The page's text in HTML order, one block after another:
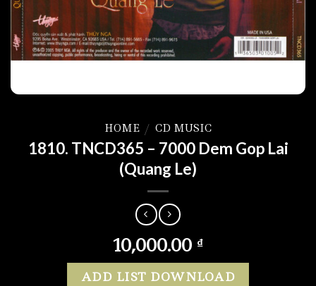
HOME / CD MUSIC
1810. TNCD365 – 7000 Dem Gop Lai
(Quang Le)
10,000.00 ₫
ADD LIST DOWNLOAD